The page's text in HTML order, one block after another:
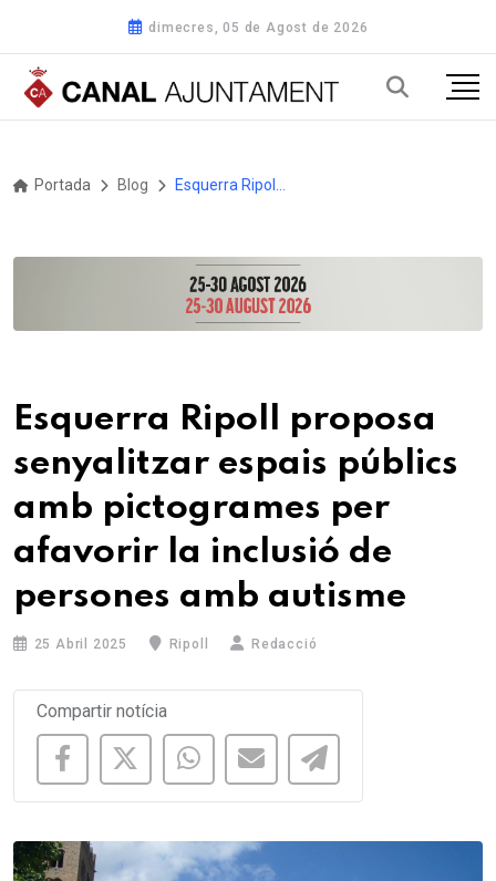
dimecres, 05 de Agost de 2026
Portada Blog
Esquerra Ripoll proposa
senyalitzar espais públics
amb pictogrames per
afavorir la inclusió de
persones amb autisme
25 Abril 2025 Ripoll Redacció
Compartir notícia